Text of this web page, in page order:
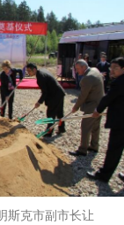
斯克市副市长让